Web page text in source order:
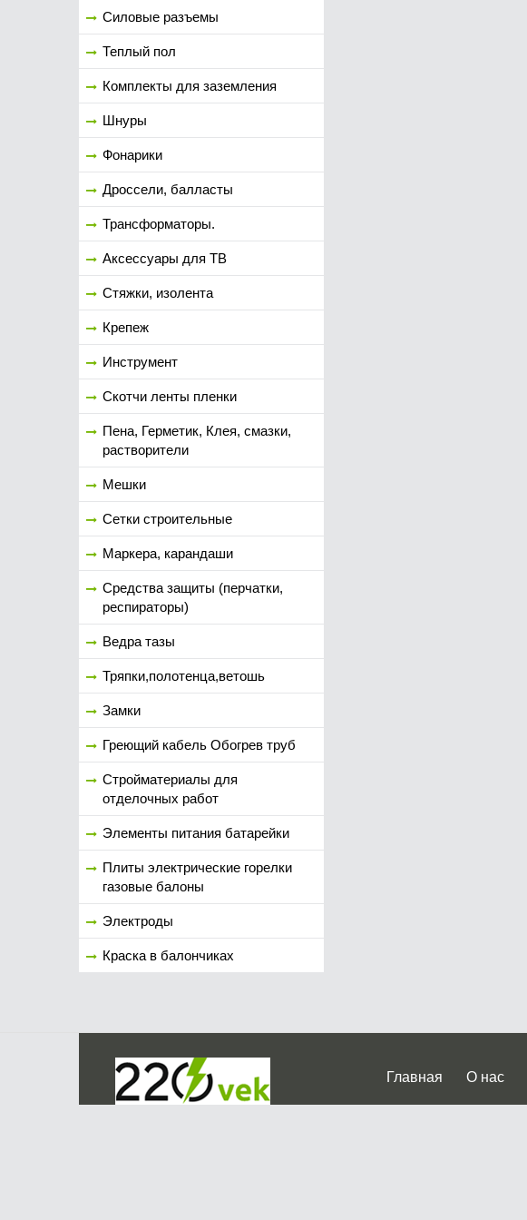
Силовые разъемы
Теплый пол
Комплекты для заземления
Шнуры
Фонарики
Дроссели, балласты
Трансформаторы.
Аксессуары для ТВ
Стяжки, изолента
Крепеж
Инструмент
Скотчи ленты пленки
Пена, Герметик, Клея, смазки,
растворители
Мешки
Сетки строительные
Маркера, карандаши
Средства защиты (перчатки,
респираторы)
Ведра тазы
Тряпки,полотенца,ветошь
Замки
Греющий кабель Обогрев труб
Стройматериалы для
отделочных работ
Элементы питания батарейки
Плиты электрические горелки
газовые балоны
Электроды
Краска в балончиках
Главная О нас